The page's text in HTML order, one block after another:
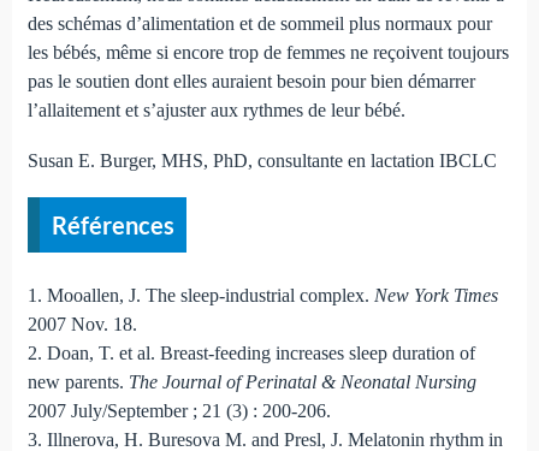
des schémas d’alimentation et de sommeil plus normaux pour
les bébés, même si encore trop de femmes ne reçoivent toujours
pas le soutien dont elles auraient besoin pour bien démarrer
l’allaitement et s’ajuster aux rythmes de leur bébé.
Susan E. Burger, MHS, PhD, consultante en lactation IBCLC
Références
1. Mooallen, J. The sleep-industrial complex. New York Times
2007 Nov. 18.
2. Doan, T. et al. Breast-feeding increases sleep duration of
new parents. The Journal of Perinatal & Neonatal Nursing
2007 July/September ; 21 (3) : 200-206.
3. Illnerova, H. Buresova M. and Presl, J. Melatonin rhythm in